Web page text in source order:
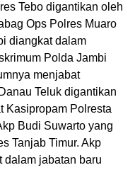
Tebo digantikan oleh
Ops Polres Muaro
diangkat dalam
Polda Jambi
menjabat
Teluk digantikan
Kasipropam Polresta
Budi Suwarto yang
Tanjab Timur. Akp
dalam jabatan baru